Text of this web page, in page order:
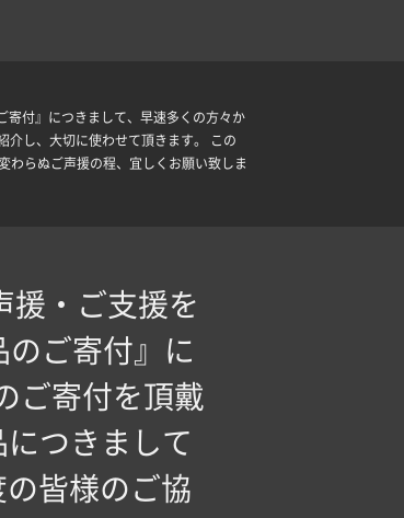
寄付』につきまして、早速多くの方々か
介し、大切に使わせて頂きます。 この
わらぬご声援の程、宜しくお願い致しま
援・ご支援を
ご寄付』に
ご寄付を頂戴
つきまして
皆様のご協